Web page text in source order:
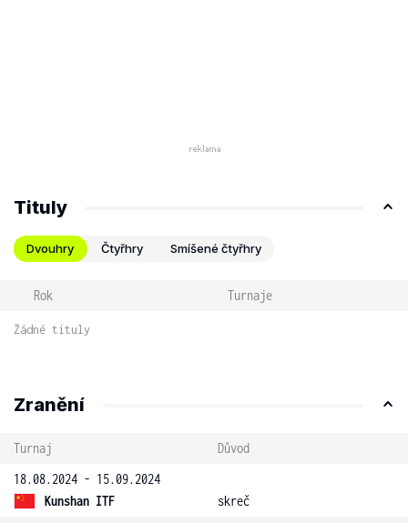
Tituly
Dvouhry Čtyřhry Smíšené čtyřhry
Rok Turnaje
Žádné tituly
Zranění
Turnaj
Důvod
18.08.2024 - 15.09.2024
Kunshan ITF
skreč